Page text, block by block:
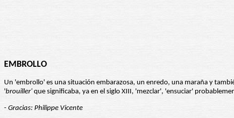
EMBROLLO
Un 'embrollo' es una situación embarazosa, un enredo, una maraña y
'brouiller' que significaba, ya en el siglo XIII, 'mezclar', 'ensuciar'
- Gracias: Philippe Vicente